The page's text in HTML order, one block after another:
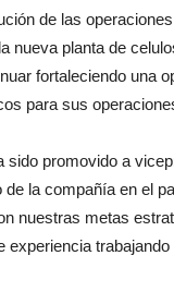
de las
nueva planta de
fortaleciendo una
para sus
sido promovido a
de la compañía en el
nuestras metas
experiencia